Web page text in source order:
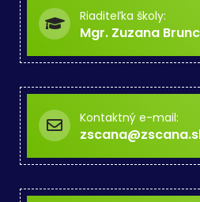
Riaditeľka školy:
Mgr. Zuzana
Kontaktný e-mail: